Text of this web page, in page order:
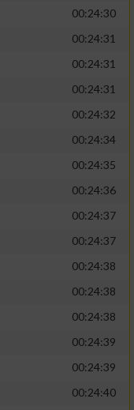
00:24:30
00:24:31
00:24:31
00:24:31
00:24:32
00:24:34
00:24:35
00:24:36
00:24:37
00:24:37
00:24:38
00:24:38
00:24:38
00:24:39
00:24:39
00:24:40